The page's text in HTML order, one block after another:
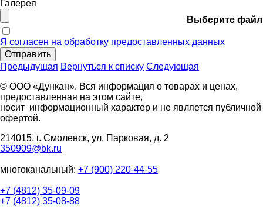
Галерея
Выберите файл
Я согласен на обработку предоставленных данных
Отправить
Предыдущая Вернуться к списку Следующая
© ООО «Дункан». Вся информация о товарах и ценах,
предоставленная на этом сайте,
носит информационный характер и не является публичной
офертой.
214015, г. Смоленск, ул. Парковая, д. 2
350909@bk.ru
многоканальный: +7 (900) 220-44-55
+7 (4812) 35-09-09
+7 (4812) 35-08-88